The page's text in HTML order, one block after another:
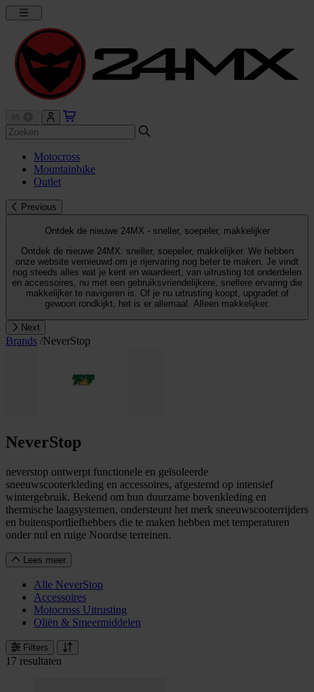
Motocross
Mountainbike
Outlet
Previous
Ontdek de nieuwe 24MX - sneller, soepeler, makkelijker
Ontdek de nieuwe 24MX: sneller, soepeler, makkelijker. We hebben
onze website vernieuwd om je rijervaring nog beter te maken. Je vindt
nog steeds alles wat je kent en waardeert, van uitrusting tot onderdelen
en accessoires, nu met een gebruiksvriendelijkere, snellere ervaring die
makkelijker te navigeren is. Of je nu uitrusting koopt, upgradet of
gewoon rondkijkt, het is er allemaal. Alleen makkelijker.
Next
Brands /NeverStop
NeverStop
neverstop ontwerpt functionele en geïsoleerde
sneeuwscooterkleding en accessoires, afgestemd op intensief
wintergebruik. Bekend om hun duurzame bovenkleding en
thermische laagsystemen, ondersteunt het merk sneeuwscooterrijders
en buitensportliefhebbers die te maken hebben met temperaturen
onder nul en ruige Noordse terreinen.
Lees meer
Alle NeverStop
Accessoires
Motocross Uitrusting
Oliën & Smeermiddelen
Filters
17 resultaten